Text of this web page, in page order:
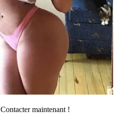
Contacter maintenant !